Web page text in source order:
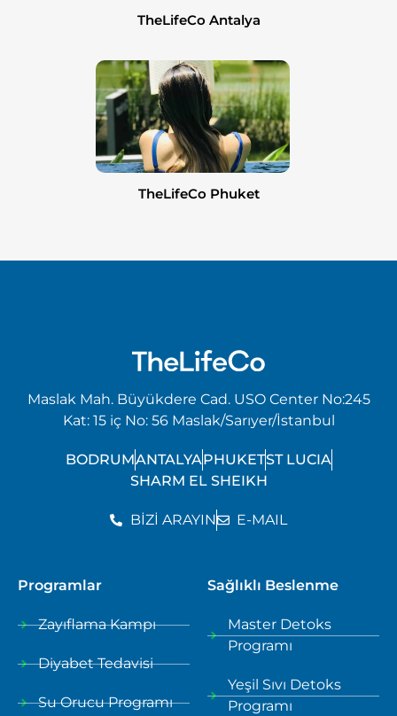
TheLifeCo Antalya
TheLifeCo Phuket
Maslak Mah. Büyükdere Cad. USO Center No:245
Kat: 15 iç No: 56 Maslak/Sarıyer/İstanbul
BODRUMANTALYAPHUKETST LUCIA
SHARM EL SHEIKH
BİZİ ARAYIN E-MAIL
Programlar
Zayıflama Kampı
Diyabet Tedavisi
Su Orucu Programı
Sağlıklı Beslenme
Master Detoks
Programı
Yeşil Sıvı Detoks
Programı